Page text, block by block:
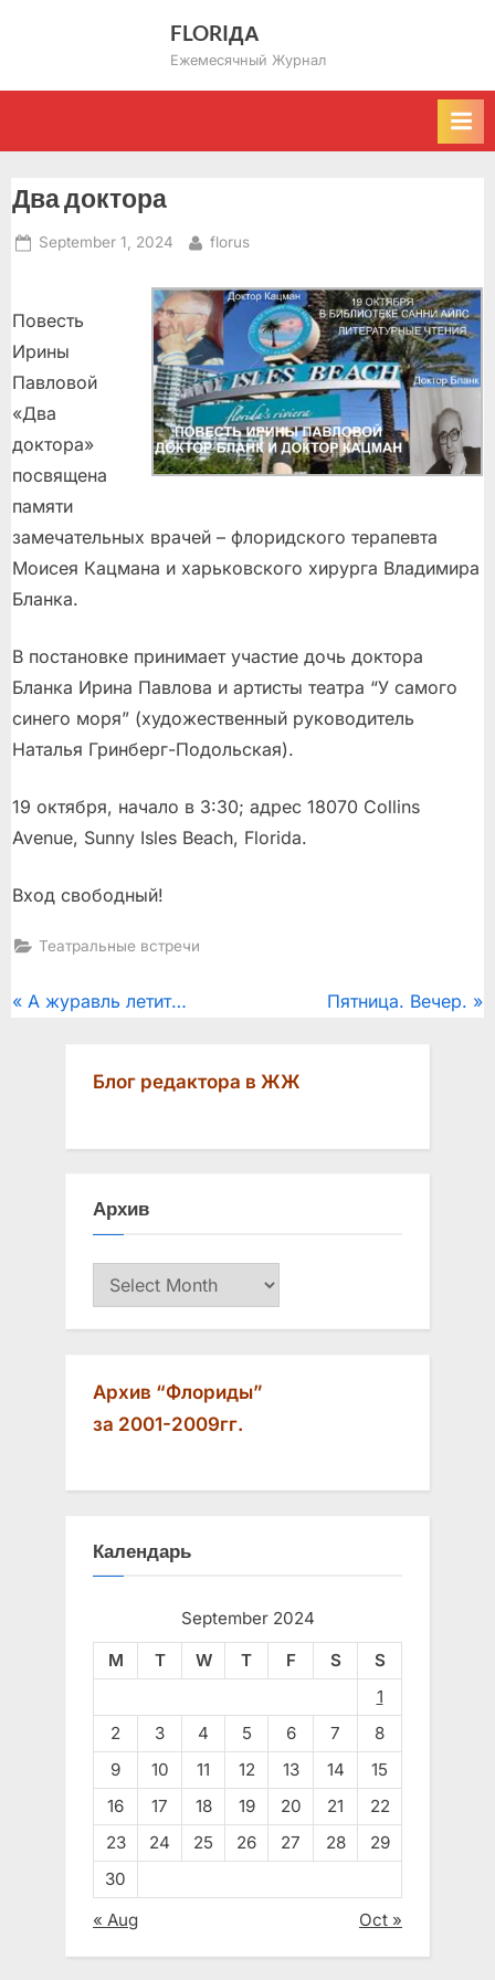
FLORIДА
Ежемесячный Журнал
Два доктора
Posted
September 1, 2024 By
florus
Повесть
Ирины
Павловой
«Два
доктора»
посвящена
памяти
замечательных врачей – флоридского терапевта
Моисея Кацмана и харьковского хирурга Владимира
Бланка.
В постановке принимает участие дочь доктора
Бланка Ирина Павлова и артисты театра “У самого
синего моря” (художественный руководитель
Наталья Гринберг-Подольская).
19 октября, начало в 3:30; адрес 18070 Collins
Avenue, Sunny Isles Beach, Florida.
Вход свободный!
Театральные встречи
Post
P
А журавль летит…
N
o
Пятница. Вечер.
Блог редактора в ЖЖ
Архив
Архив
Архив “Флориды”
за 2001-2009гг.
Календарь
September 2024
M
T W T F S
S
1
2
3 4 5 6 7
8
9
10 11 12 13 14
15
16
17 18 19 20 21
22
23
24 25 26 27 28
29
30
« Aug
Oct »